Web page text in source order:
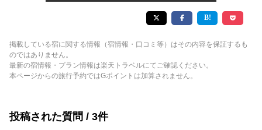
掲載している宿に関する情報（宿情報・口コミ等）はその内容を保証するも
のではありません。
最新の宿情報・プラン情報は楽天トラベルにてご確認ください。
本ページからの旅行予約ではGポイントは加算されません。
投稿された質問 / 3件